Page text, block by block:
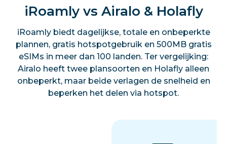
iRoamly vs Airalo & Holafly
iRoamly biedt dagelijkse, totale en onbeperkte
plannen, gratis hotspotgebruik en 500MB gratis
eSIMs in meer dan 100 landen. Ter vergelijking:
Airalo heeft twee plansoorten en Holafly alleen
onbeperkt, maar beide verlagen de snelheid en
beperken het delen via hotspot.